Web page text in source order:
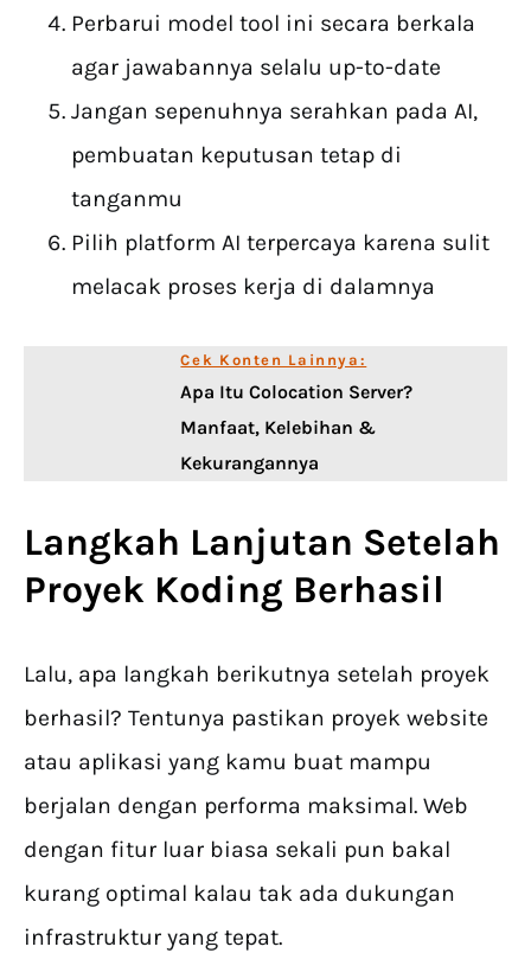
Perbarui model tool ini secara berkala
agar jawabannya selalu up-to-date
Jangan sepenuhnya serahkan pada AI,
pembuatan keputusan tetap di
tanganmu
Pilih platform AI terpercaya karena sulit
melacak proses kerja di dalamnya
Cek Konten Lainnya:
Apa Itu Colocation Server?
Manfaat, Kelebihan &
Kekurangannya
Langkah Lanjutan Setelah
Proyek Koding Berhasil
Lalu, apa langkah berikutnya setelah proyek
berhasil? Tentunya pastikan proyek website
atau aplikasi yang kamu buat mampu
berjalan dengan performa maksimal. Web
dengan fitur luar biasa sekali pun bakal
kurang optimal kalau tak ada dukungan
infrastruktur yang tepat.